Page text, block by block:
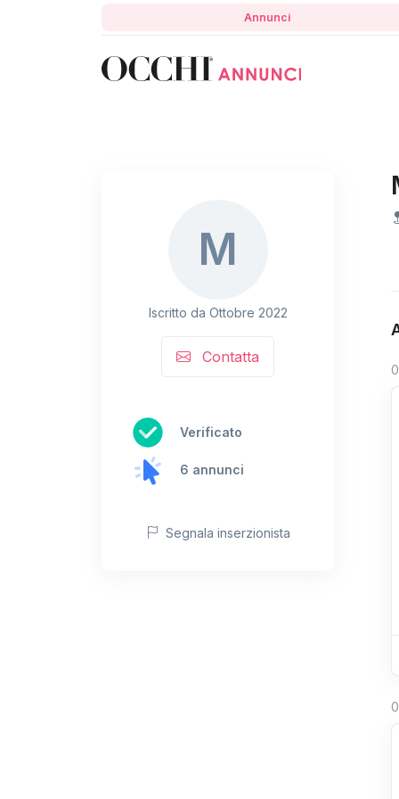
Annunci
M
Iscritto da Ottobre 2022
Contatta
Verificato
6 annunci
Segnala inserzionista